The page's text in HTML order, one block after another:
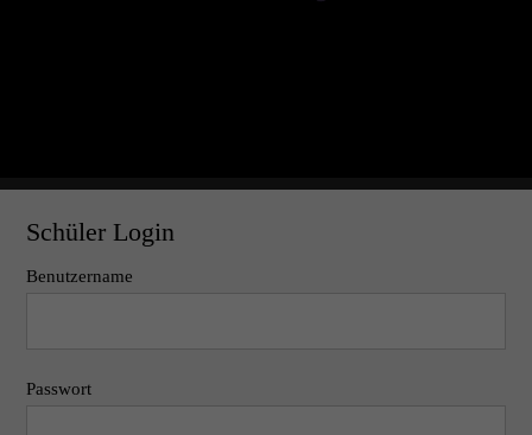
Schüler Login
Benutzername
Passwort